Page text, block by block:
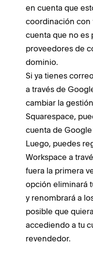
en cuenta que
coordinación con
cuenta que no es
proveedores de
dominio.
Si ya tienes
a través de
cambiar la
Squarespace,
cuenta de
Luego, puedes
Workspace a
fuera la primera
opción eliminará
y renombrará a
posible que
accediendo a tu
revendedor.